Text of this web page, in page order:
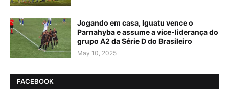
Jogando em casa, Iguatu vence o
Parnahyba e assume a vice-liderança do
grupo A2 da Série D do Brasileiro
May 10, 2025
FACEBOOK